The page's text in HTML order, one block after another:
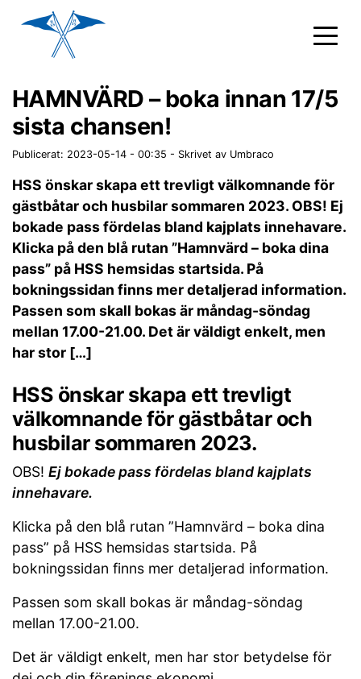
HAMNVÄRD – boka innan 17/5
sista chansen!
Publicerat: 2023-05-14 - 00:35 - Skrivet av Umbraco
HSS önskar skapa ett trevligt välkomnande för
gästbåtar och husbilar sommaren 2023. OBS! Ej
bokade pass fördelas bland kajplats innehavare.
Klicka på den blå rutan ”Hamnvärd – boka dina
pass” på HSS hemsidas startsida. På
bokningssidan finns mer detaljerad information.
Passen som skall bokas är måndag-söndag
mellan 17.00-21.00. Det är väldigt enkelt, men
har stor […]
HSS önskar skapa ett trevligt
välkomnande för gästbåtar och
husbilar sommaren 2023.
OBS! Ej bokade pass fördelas bland kajplats
innehavare.
Klicka på den blå rutan ”Hamnvärd – boka dina
pass” på HSS hemsidas startsida. På
bokningssidan finns mer detaljerad information.
Passen som skall bokas är måndag-söndag
mellan 17.00-21.00.
Det är väldigt enkelt, men har stor betydelse för